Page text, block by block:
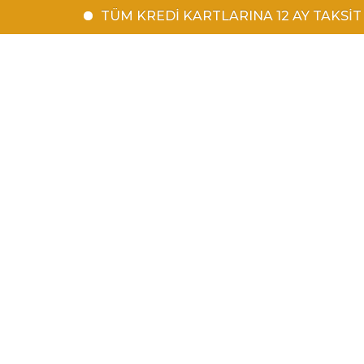
TÜM KREDİ KARTLARINA 12 AY TAKSİT |